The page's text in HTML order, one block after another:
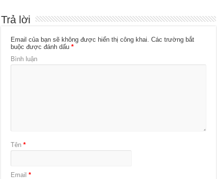
Trả lời
Email của bạn sẽ không được hiển thị công khai. Các trường bắt
buộc được đánh dấu*
Bình luận
Tên*
Email*